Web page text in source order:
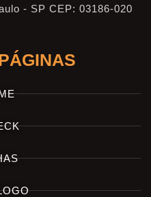
- SP CEP: 03186-020